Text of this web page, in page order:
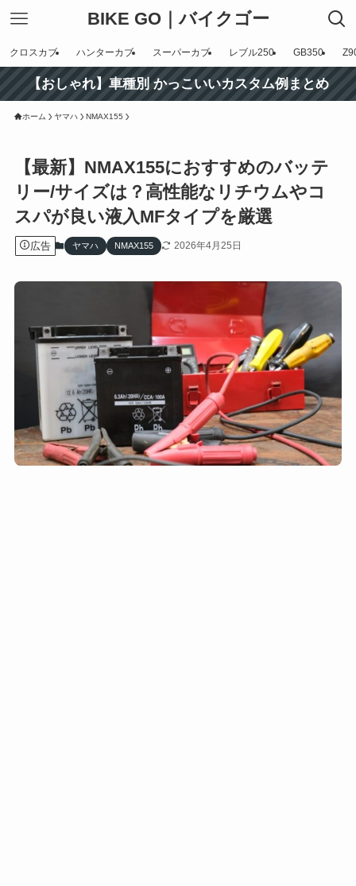
BIKE GO｜バイクゴー
クロスカブ ハンターカブ スーパーカブ レブル250 GB350
【おしゃれ】車種別 かっこいいカスタム例まとめ
ホーム ヤマハ NMAX155
【最新】NMAX155におすすめのバッテ
リー/サイズは？高性能なリチウムやコ
スパが良い液入MFタイプを厳選
広告 ヤマハ NMAX155 2026年4月25日